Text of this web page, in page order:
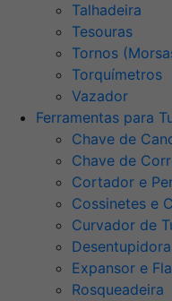
Talhadeira
Tesouras
Tornos
Torquímetros
Vazador
Ferramentas para
Chave de
Chave de
Cortador e
Cossinetes e
Curvador de
Desentupidora
Expansor e
Rosqueadeira